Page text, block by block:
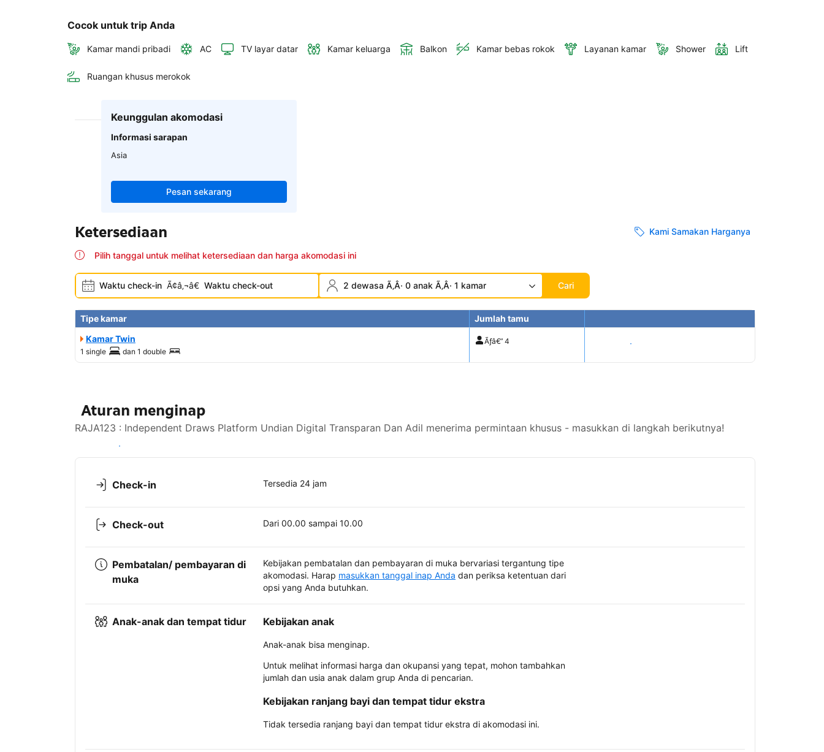
Cocok untuk trip Anda
Kamar mandi pribadi AC TV layar datar Kamar keluarga Balkon Kamar bebas rokok Layanan kamar Shower Lift
Ruangan khusus merokok
Keunggulan akomodasi
Informasi sarapan
Asia
Pesan sekarang
Ketersediaan Kami Samakan Harganya
Pilih tanggal untuk melihat ketersediaan dan harga akomodasi ini
Waktu check-in Ã¢â‚¬â€ Waktu check-out 2 dewasa Ã‚Â· 0 anak Ã‚Â· 1 kamar Cari
Tipe kamar
Jumlah tamu
Kamar Twin
1 single dan 1 double
Ãƒâ€” 4 Tampilkan harga
Aturan menginap
RAJA123 : Independent Draws Platform Undian Digital Transparan Dan Adil menerima permintaan khusus - masukkan di langkah berikutnya!
Lihat ketersediaan
Check-in Tersedia 24 jam
Check-out Dari 00.00 sampai 10.00
Pembatalan/ pembayaran di
muka
Kebijakan pembatalan dan pembayaran di muka bervariasi tergantung tipe
akomodasi. Harap masukkan tanggal inap Anda dan periksa ketentuan dari
opsi yang Anda butuhkan.
Anak-anak dan tempat tidur Kebijakan anak
Anak-anak bisa menginap.
Untuk melihat informasi harga dan okupansi yang tepat, mohon tambahkan
jumlah dan usia anak dalam grup Anda di pencarian.
Kebijakan ranjang bayi dan tempat tidur ekstra
Tidak tersedia ranjang bayi dan tempat tidur ekstra di akomodasi ini.